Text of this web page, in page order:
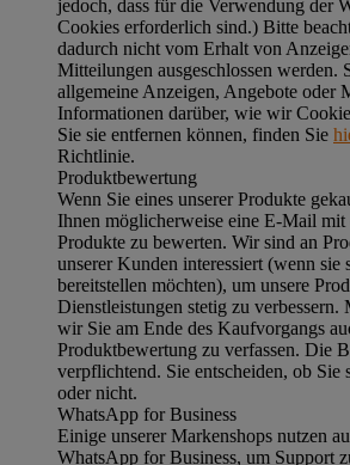
jedoch, dass für die Verwendung der
Cookies erforderlich sind.) Bitte
dadurch nicht vom Erhalt von
Mitteilungen ausgeschlossen werden.
allgemeine Anzeigen, Angebote oder
Informationen darüber, wie wir
Sie sie entfernen können, finden Sie
Richtlinie.
Produktbewertung
Wenn Sie eines unserer Produkte
Ihnen möglicherweise eine E-Mail
Produkte zu bewerten. Wir sind an
unserer Kunden interessiert (wenn sie
bereitstellen möchten), um unsere
Dienstleistungen stetig zu verbessern.
wir Sie am Ende des Kaufvorgangs
Produktbewertung zu verfassen. Die
verpflichtend. Sie entscheiden, ob Sie
oder nicht.
WhatsApp for Business
Einige unserer Markenshops nutzen
WhatsApp for Business, um Support